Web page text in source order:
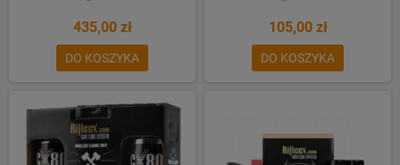
435,00 zł
DO KOSZYKA
105,00 zł
DO KOSZYKA